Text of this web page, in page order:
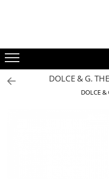
BERE
CAFEA
DEODORANTE
PARFUMURI
DOLCE & G.
DOLCE &